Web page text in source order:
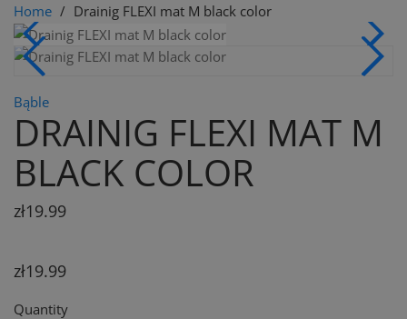
Home Drainig FLEXI mat M black color
Bąble
DRAINIG FLEXI MAT M
BLACK COLOR
zł19.99
zł19.99
Quantity